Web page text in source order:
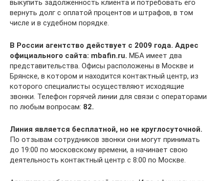
выкупить задолженность клиента и потребовать его
вернуть долг с оплатой процентов и штрафов, в том
числе и в судебном порядке.
В России агентство действует с 2009 года. Адрес
официального сайта: mbafin.ru. МБА имеет два
представительства. Офисы расположены в Москве и
Брянске, в котором и находится контактный центр, из
которого специалисты осуществляют исходящие
звонки. Телефон горячей линии для связи с операторами
по любым вопросам: 82.
Линия является бесплатной, но не круглосуточной.
По отзывам сотрудников звонки они могут принимать
до 19:00 по московскому времени, а начинает свою
деятельность контактный центр с 8:00 по Москве.